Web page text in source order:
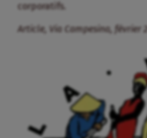
corporatifs.
Article, Via Campesina, février